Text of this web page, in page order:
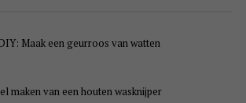
Maak een geurroos van watten
maken van een houten wasknijper